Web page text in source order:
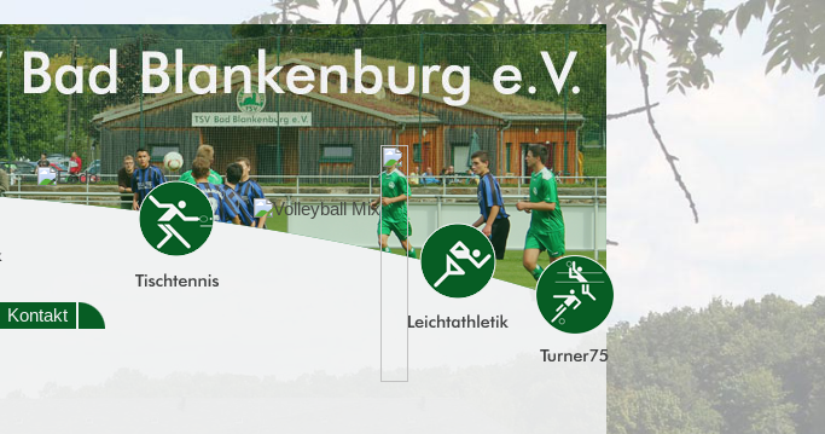
Kontakt